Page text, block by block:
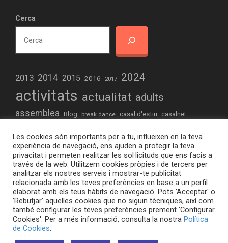
Cerca
2013 2014 2015 2016 2017 2024
activitats actualitat adults
assemblea Blog break dance casal d'estiu casalnet
dinamització drets humans educacio
elteb.org estiu experimentació formació futbol
hiphop iniciació informàtica jocs de taula joves
Maker manifestacio Maquetes musica omnia radio
raval robòtica sant jordi sortides taller taula jove
teb. treball en equip
Les cookies són importants per a tu, influeixen en la teva
experiència de navegació, ens ajuden a protegir la teva
privacitat i permeten realitzar les sol·licituds que ens facis a
través de la web. Utilitzem cookies pròpies i de tercers per
analitzar els nostres serveis i mostrar-te publicitat
relacionada amb les teves preferències en base a un perfil
elaborat amb els teus hàbits de navegació. Pots 'Acceptar' o
'Rebutjar' aquelles cookies que no siguin tècniques, així com
també configurar les teves preferències prement 'Configurar
Cookies'. Per a més informació, consulta la nostra Política
de Cookies.